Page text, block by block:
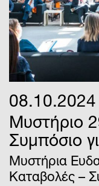
08.10.2024
Μυστήριο
Συμπόσιο
Μυστήρια
Καταβολές –